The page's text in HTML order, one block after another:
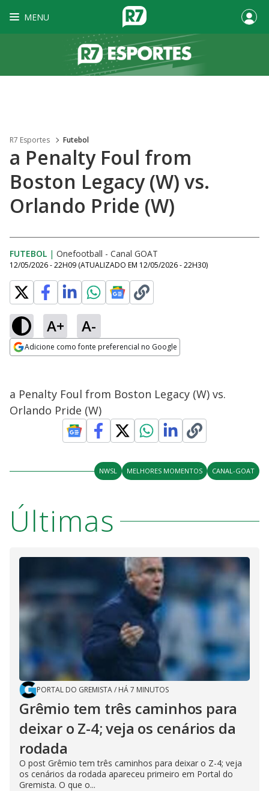
MENU
R7 Esportes Futebol
a Penalty Foul from
Boston Legacy (W) vs.
Orlando Pride (W)
FUTEBOL | Onefootball - Canal GOAT
12/05/2026 - 22H09 (ATUALIZADO EM 12/05/2026 - 22H30)
A+ A-
Adicione como fonte preferencial no Google
a Penalty Foul from Boston Legacy (W) vs.
Orlando Pride (W)
NWSL MELHORES MOMENTOS CANAL-GOAT
Últimas
PORTAL DO GREMISTA/ HÁ 7 MINUTOS
Grêmio tem três caminhos para
deixar o Z-4; veja os cenários da
rodada
O post Grêmio tem três caminhos para deixar o Z-4; veja
os cenários da rodada apareceu primeiro em Portal do
Gremista. O que o...